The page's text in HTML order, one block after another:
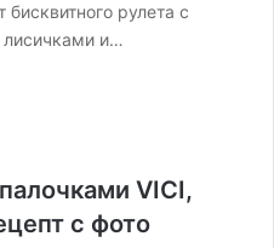
рулета с
и…
VICI,
с фото